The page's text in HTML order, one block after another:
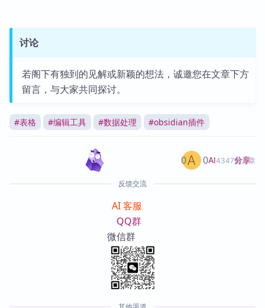
讨论
若阁下有独到的见解或新颖的想法，诚邀您在文章下方
留言，与大家共同探讨。
#表格 #编辑工具 #数据处理 #obsidian插件
AI4347篇文章
0 0 分享
反馈交流
AI 客服
QQ群
微信群